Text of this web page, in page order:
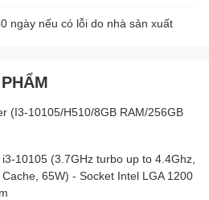
ngày nếu có lỗi do nhà sản xuất
(I3-10105/H510/8GB RAM/256GB
10105 (3.7GHz turbo up to 4.4Ghz,
65W) - Socket Intel LGA 1200